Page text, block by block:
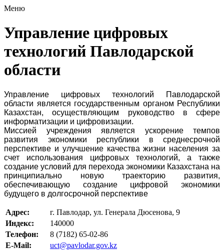
Меню
Управление цифровых
технологий Павлодарской
области
Управление цифровых технологий Павлодарской
области является государственным органом Республики
Казахстан, осуществляющим руководство в сфере
информатизации и цифровизации.
Миссией учреждения является ускорение темпов
развития экономики республики в среднесрочной
перспективе и улучшение качества жизни населения за
счет использования цифровых технологий, а также
создание условий для перехода экономики Казахстана на
принципиально новую траекторию развития,
обеспечивающую создание цифровой экономики
будущего в долгосрочной перспективе
Адрес:
г. Павлодар, ул. Генерала Дюсенова, 9
Индекс:
140000
Телефон:
8 (7182) 65-02-86
E-Mail:
uct@pavlodar.gov.kz